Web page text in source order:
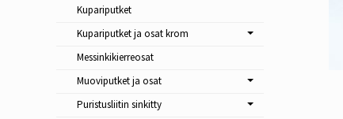
Kupariputket
Kupariputket ja osat krom
Messinkikierreosat
Muoviputket ja osat
Puristusliitin sinkitty